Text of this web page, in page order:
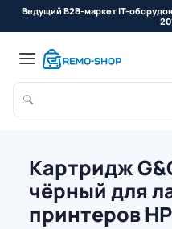
Ведущий B2B-маркет IT-
🔍
Картридж
чёрный для
принтеров HP